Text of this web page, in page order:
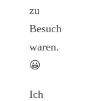
zu
Besuch
waren.
😀
Ich